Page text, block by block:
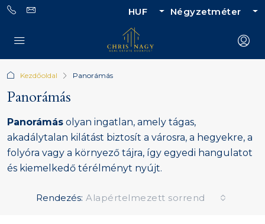
HUF Négyzetméter
Kezdőoldal Panorámás
Panorámás
Panorámás olyan ingatlan, amely tágas,
akadálytalan kilátást biztosít a városra, a hegyekre, a
folyóra vagy a környező tájra, így egyedi hangulatot
és kiemelkedő térélményt nyújt.
Rendezés: Alapértelmezett sorrend